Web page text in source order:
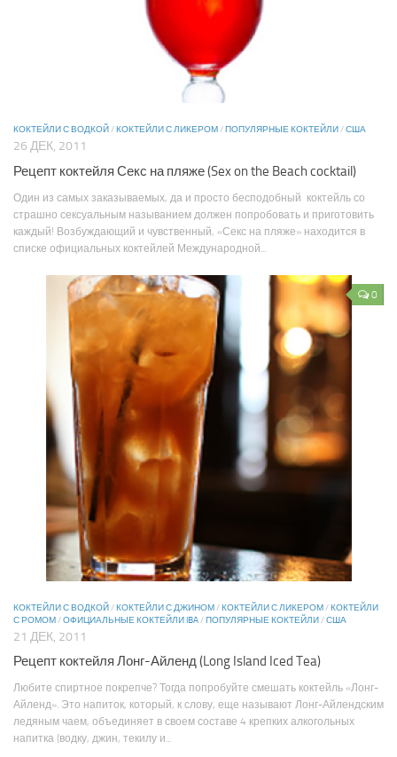
КОКТЕЙЛИ С ВОДКОЙ / КОКТЕЙЛИ С ЛИКЕРОМ / ПОПУЛЯРНЫЕ КОКТЕЙЛИ /США
26 ДЕК, 2011
Рецепт коктейля Секс на пляже (Sex on the Beach cocktail)
Один из самых заказываемых, да и просто бесподобный коктейль со
страшно сексуальным называнием должен попробовать и приготовить
каждый! Возбуждающий и чувственный, «Секс на пляже» находится в
списке официальных коктейлей Международной...
0
КОКТЕЙЛИ С ВОДКОЙ/КОКТЕЙЛИ С ДЖИНОМ/КОКТЕЙЛИ С ЛИКЕРОМ/КОКТЕЙЛИ
С РОМОМ/ОФИЦИАЛЬНЫЕ КОКТЕЙЛИ IBA/ПОПУЛЯРНЫЕ КОКТЕЙЛИ/США
21 ДЕК, 2011
Рецепт коктейля Лонг-Айленд (Long Island Iced Tea)
Любите спиртное покрепче? Тогда попробуйте смешать коктейль «Лонг-
Айленд». Это напиток, который, к слову, еще называют Лонг-Айлендским
ледяным чаем, объединяет в своем составе 4 крепких алкогольных
напитка (водку, джин, текилу и...